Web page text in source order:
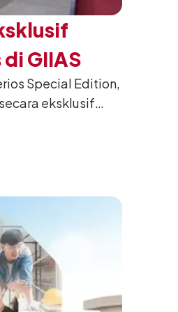
GIIAS
Special Edition,
eksklusif
(GIIAS) 2026
Terios 1.5 X
khas Terios.